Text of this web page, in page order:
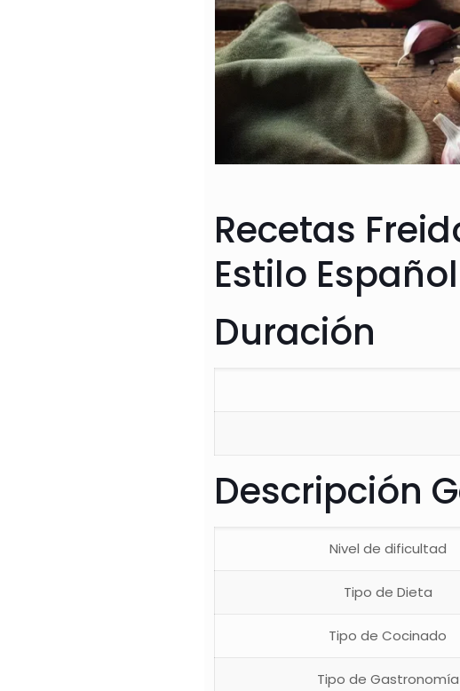
Recetas
Estilo Español
Duración
Descripción
Nivel de dificultad
Tipo de Dieta
Tipo de Cocinado
Tipo de Gastronomía